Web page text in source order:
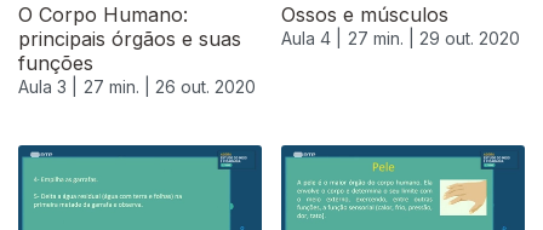
O Corpo Humano:
principais órgãos e suas
funções
Aula 3 | 27 min. | 26 out. 2020
Ossos e músculos
Aula 4 | 27 min. | 29 out. 2020